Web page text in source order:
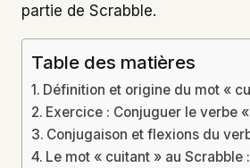
partie de Scrabble.
Table des matières
Définition et origine du mot «
Exercice : Conjuguer le verbe
Conjugaison et flexions du
Le mot « cuitant » au Scrabble